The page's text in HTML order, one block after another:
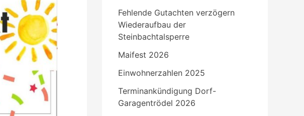
Fehlende Gutachten verzögern
Wiederaufbau der
Steinbachtalsperre
Maifest 2026
Einwohnerzahlen 2025
Terminankündigung Dorf-
Garagentrödel 2026